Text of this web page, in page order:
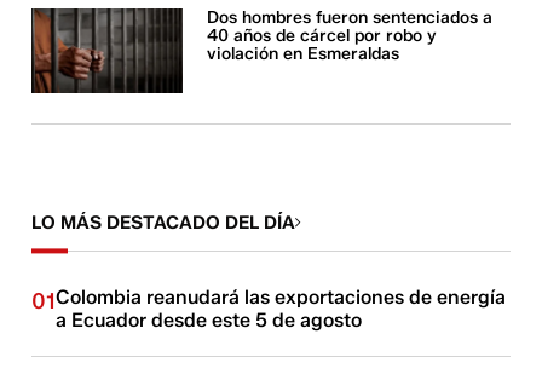
Dos hombres fueron sentenciados a
40 años de cárcel por robo y
violación en Esmeraldas
LO MÁS DESTACADO DEL DÍA
01Colombia reanudará las exportaciones de energía
a Ecuador desde este 5 de agosto